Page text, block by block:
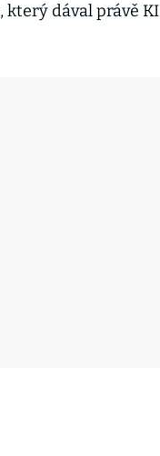
který dával právě KI